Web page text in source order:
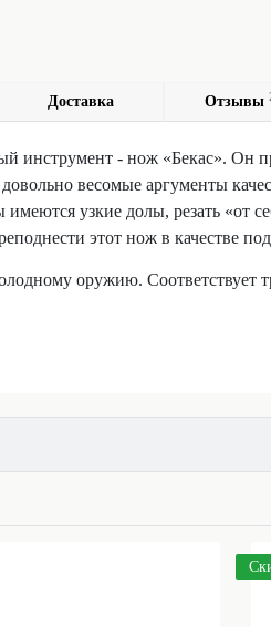
Доставка Отзывы
инструмент - нож «Бекас». Он
весомые аргументы
узкие долы, резать «от
этот нож в качестве
оружию.